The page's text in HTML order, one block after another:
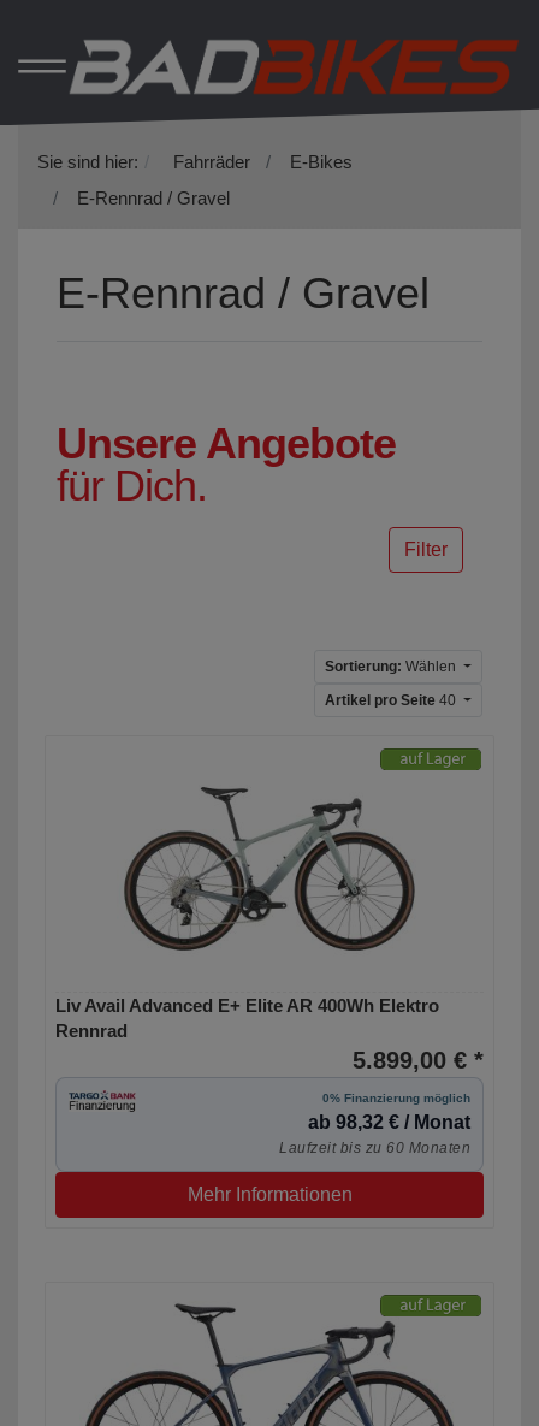
Sie sind hier: Fahrräder
E-Bikes
E-Rennrad / Gravel
E-Rennrad / Gravel
Unsere Angebote
für Dich.
Filter
Sortierung: Wählen
Artikel pro Seite 40
Liv Avail Advanced E+ Elite AR 400Wh Elektro
Rennrad
5.899,00 € *
0% Finanzierung möglich
ab 98,32 € / Monat
Laufzeit bis zu 60 Monaten
Mehr Informationen